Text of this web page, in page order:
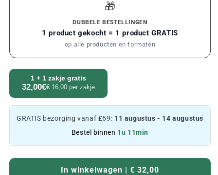
🎁
DUBBELE BESTELLINGEN
1 product gekocht = 1 product GRATIS
op alle producten en formaten
1 + 1 zakje gratis
32,00€€ 16,00 per zakje
GRATIS bezorging vanaf £69: 11 augustus - 14 augustus
Bestel binnen 1u 11min
In winkelwagen | € 32,00